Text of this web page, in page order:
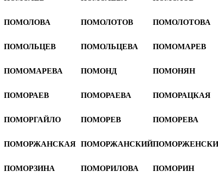
ПОМОЛОВА ПОМОЛОТОВ ПОМОЛОТОВА
ПОМОЛЬЦЕВ ПОМОЛЬЦЕВА ПОМОМАРЕВ
ПОМОМАРЕВА ПОМОНД ПОМОНЯН
ПОМОРАЕВ ПОМОРАЕВА ПОМОРАЦКАЯ
ПОМОРГАЙЛО ПОМОРЕВ ПОМОРЕВА
ПОМОРЖАНСКАЯ ПОМОРЖАНСКИЙ
ПОМОРЗИНА ПОМОРИЛОВА ПОМОРИН